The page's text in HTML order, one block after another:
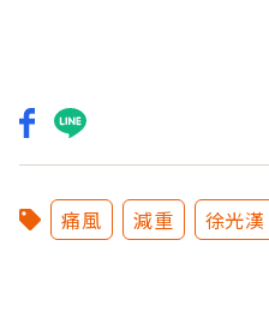
痛風 減重 徐光漢